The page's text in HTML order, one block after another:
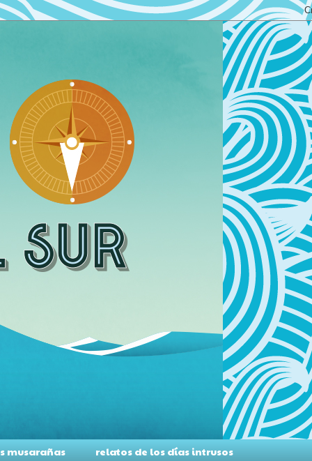
musarañas relatos de los días intrusos